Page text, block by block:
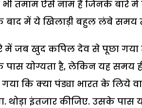
भी तमाम ऐसे नाम हैं जिनके बारे
बाद में ये खिलाड़ी बहुल लंबे समय
में जब खुद कपिल देव से पूछा गया
पास योग्यता है, लेकिन यह समय
कि क्या पंड्या भारत के लिये
थोड़ा इंतजार कीजिए. उसके पास